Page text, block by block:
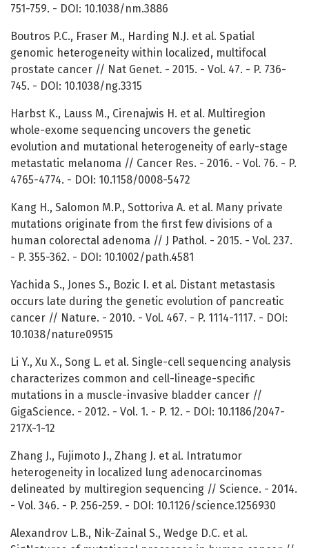
751-759. - DOI: 10.1038/nm.3886
Boutros P.C., Fraser M., Harding N.J. et al. Spatial
genomic heterogeneity within localized, multifocal
prostate cancer // Nat Genet. - 2015. - Vol. 47. - P. 736-
745. - DOI: 10.1038/ng.3315
Harbst K., Lauss M., Cirenajwis H. et al. Multiregion
whole-exome sequencing uncovers the genetic
evolution and mutational heterogeneity of early-stage
metastatic melanoma // Cancer Res. - 2016. - Vol. 76. - P.
4765-4774. - DOI: 10.1158/0008-5472
Kang H., Salomon M.P., Sottoriva A. et al. Many private
mutations originate from the first few divisions of a
human colorectal adenoma // J Pathol. - 2015. - Vol. 237.
- P. 355-362. - DOI: 10.1002/path.4581
Yachida S., Jones S., Bozic I. et al. Distant metastasis
occurs late during the genetic evolution of pancreatic
cancer // Nature. - 2010. - Vol. 467. - P. 1114-1117. - DOI:
10.1038/nature09515
Li Y., Xu X., Song L. et al. Single-cell sequencing analysis
characterizes common and cell-lineage-specific
mutations in a muscle-invasive bladder cancer //
GigaScience. - 2012. - Vol. 1. - P. 12. - DOI: 10.1186/2047-
217X-1-12
Zhang J., Fujimoto J., Zhang J. et al. Intratumor
heterogeneity in localized lung adenocarcinomas
delineated by multiregion sequencing // Science. - 2014.
- Vol. 346. - P. 256-259. - DOI: 10.1126/science.1256930
Alexandrov L.B., Nik-Zainal S., Wedge D.C. et al.